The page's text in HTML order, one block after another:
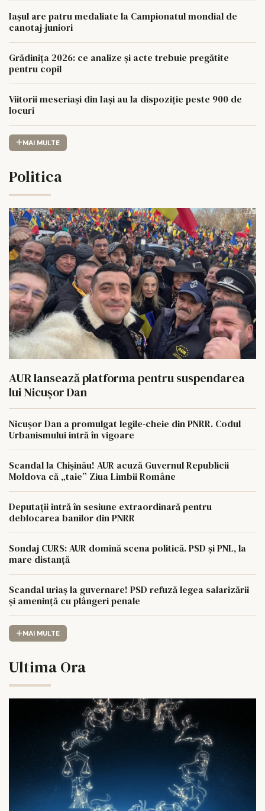
Iaşul are patru medaliate la Campionatul mondial de
canotaj-juniori
Grădinița 2026: ce analize și acte trebuie pregătite
pentru copil
Viitorii meseriași din Iași au la dispoziție peste 900 de
locuri
MAI MULTE
Politica
AUR lansează platforma pentru suspendarea
lui Nicușor Dan
Nicușor Dan a promulgat legile-cheie din PNRR. Codul
Urbanismului intră în vigoare
Scandal la Chișinău! AUR acuză Guvernul Republicii
Moldova că „taie” Ziua Limbii Române
Deputații intră în sesiune extraordinară pentru
deblocarea banilor din PNRR
Sondaj CURS: AUR domină scena politică. PSD și PNL, la
mare distanță
Scandal uriaș la guvernare! PSD refuză legea salarizării
și amenință cu plângeri penale
MAI MULTE
Ultima Ora